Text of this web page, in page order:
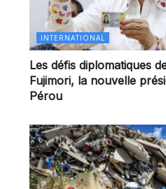
INTERNATIONAL
Les défis diplomatiques
Fujimori, la nouvelle
Pérou